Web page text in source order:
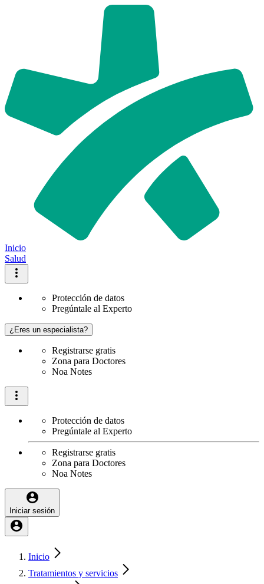
Inicio
Salud
Protección de datos
Pregúntale al Experto
¿Eres un especialista?
Registrarse gratis
Zona para Doctores
Noa Notes
Protección de datos
Pregúntale al Experto
Registrarse gratis
Zona para Doctores
Noa Notes
Iniciar sesión
Inicio
Tratamientos y servicios